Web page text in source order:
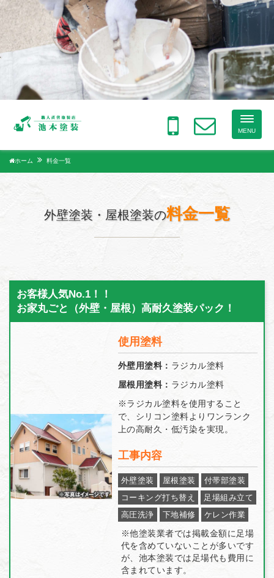
Toggle
MENU
ホーム 料金一覧
外壁塗装・屋根塗装の料金一覧
お客様人気No.1！！
お家丸ごと（外壁・屋根）高耐久塗装パック！
使用塗料
外壁用塗料： ラジカル塗料
屋根用塗料： ラジカル塗料
※ラジカル塗料を使用すること
で、シリコン塗料よりワンランク
上の高耐久・低汚染を実現。
工事内容
外壁塗装 屋根塗装
付帯部塗装
コーキング打ち替え
足場組み立て
高圧洗浄
下地補修 ケレン作業
※他塗装業者では掲載金額に足場
代を含めていないことが多いです
が、池本塗装では足場代も費用に
含まれています。